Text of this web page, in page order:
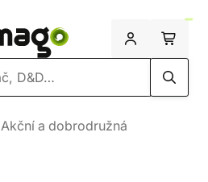
Akční a dobrodružná